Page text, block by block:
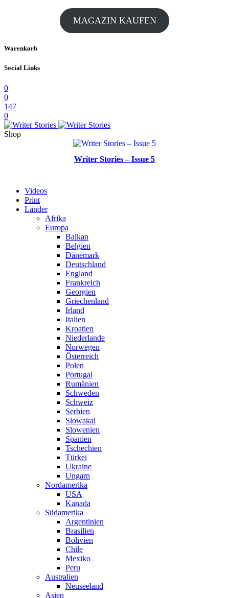
MAGAZIN KAUFEN
Warenkorb
Social Links
0
0
147
0
Shop
Writer Stories – Issue 5
Videos
Print
Länder
Afrika
Europa
Balkan
Belgien
Dänemark
Deutschland
England
Frankreich
Georgien
Griechenland
Irland
Italien
Kroatien
Niederlande
Norwegen
Österreich
Polen
Portugal
Rumänien
Schweden
Schweiz
Serbien
Slowakai
Slowenien
Spanien
Tschechien
Türkei
Ukraine
Ungarn
Nordamerika
USA
Kanada
Südamerika
Argentinien
Brasilien
Bolivien
Chile
Mexiko
Peru
Australien
Neuseeland
Asien